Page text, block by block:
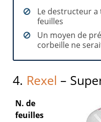
Le destructeur a
feuilles
Un moyen de
corbeille ne
4. Rexel –
N. de
feuilles